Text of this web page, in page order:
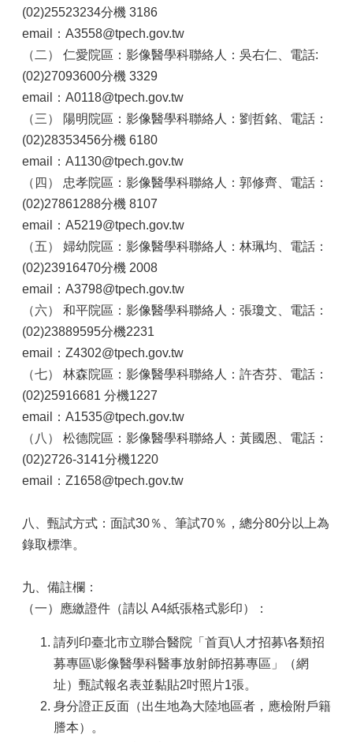
(02)25523234分機 3186
email：A3558@tpech.gov.tw
（二）
仁愛院區：影像醫學科聯絡人：吳右仁、電話:
(02)27093600分機 3329
email：A0118@tpech.gov.tw
（三）
陽明院區：影像醫學科聯絡人：劉哲銘、電話：
(02)28353456分機 6180
email：A1130@tpech.gov.tw
（四）
忠孝院區：影像醫學科聯絡人：郭修齊、電話：
(02)27861288分機 8107
email：A5219@tpech.gov.tw
（五）
婦幼院區：影像醫學科聯絡人：林珮均、電話：
(02)23916470分機 2008
email：A3798@tpech.gov.tw
（六）
和平院區：影像醫學科聯絡人：張瓊文、電話：
(02)23889595分機2231
email：Z4302@tpech.gov.tw
（七）
林森院區：影像醫學科聯絡人：許杏芬、電話：
(02)25916681 分機1227
email：A1535@tpech.gov.tw
（八）
松德院區：影像醫學科聯絡人：黃國恩、電話：
(02)2726-3141分機1220
email：Z1658@tpech.gov.tw
八、甄試方式：面試30％、筆試70％，總分80分以上為
錄取標準。
九、備註欄：
（一）應繳證件（請以 A4紙張格式影印）：
請列印臺北市立聯合醫院「首頁\人才招募\各類招
募專區\影像醫學科醫事放射師招募專區」（網
址）甄試報名表並黏貼2吋照片1張。
身分證正反面（出生地為大陸地區者，應檢附戶籍
謄本）。